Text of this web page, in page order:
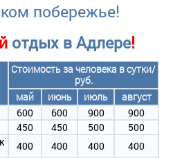
побережье!
отдых в Адлере!
Стоимость за человека в сутки/
руб.
май
июнь июль
август
600 600 900
900
450 450 500
500
400 400 400
400